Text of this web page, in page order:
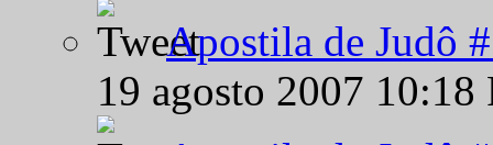
Apostila de Judô
19 agosto 2007